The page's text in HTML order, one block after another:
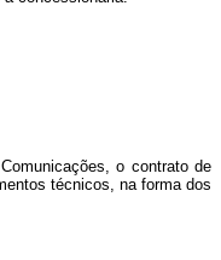
o contrato de
técnicos, na forma dos